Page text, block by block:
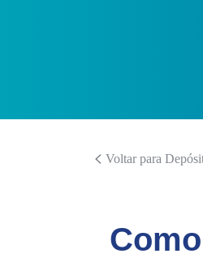
Voltar para